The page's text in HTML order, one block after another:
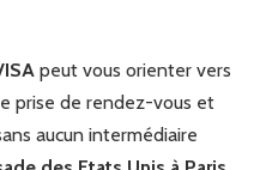
peut vous orienter vers
prise de rendez-vous et
aucun intermédiaire